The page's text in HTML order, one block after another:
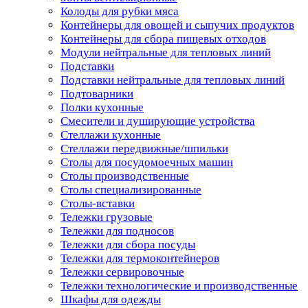
Колоды для рубки мяса
Контейнеры для овощей и сыпучих продуктов
Контейнеры для сбора пищевых отходов
Модули нейтральные для тепловых линий
Подставки
Подставки нейтральные для тепловых линий
Подтоварники
Полки кухонные
Смесители и душирующие устройства
Стеллажи кухонные
Стеллажи передвижные/шпильки
Столы для посудомоечных машин
Столы производственные
Столы специализированные
Столы-вставки
Тележки грузовые
Тележки для подносов
Тележки для сбора посуды
Тележки для термоконтейнеров
Тележки сервировочные
Тележки технологические и производственные
Шкафы для одежды